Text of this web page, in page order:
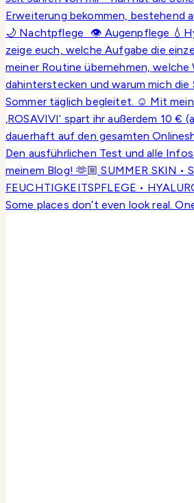
Some places don’t even look real.